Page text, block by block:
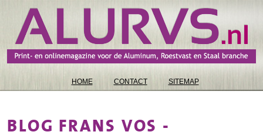
HOME CONTACT SITEMAP
BLOG FRANS VOS -